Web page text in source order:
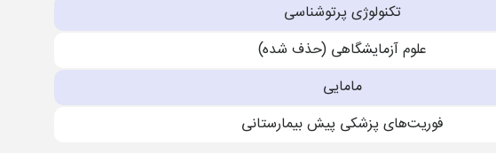
تكنولوژی پرتوشناسی
علوم آزمايشگاهی (حذف شده)
مامايی
فوريت‌های پزشكی پيش‌ بيمارستانی